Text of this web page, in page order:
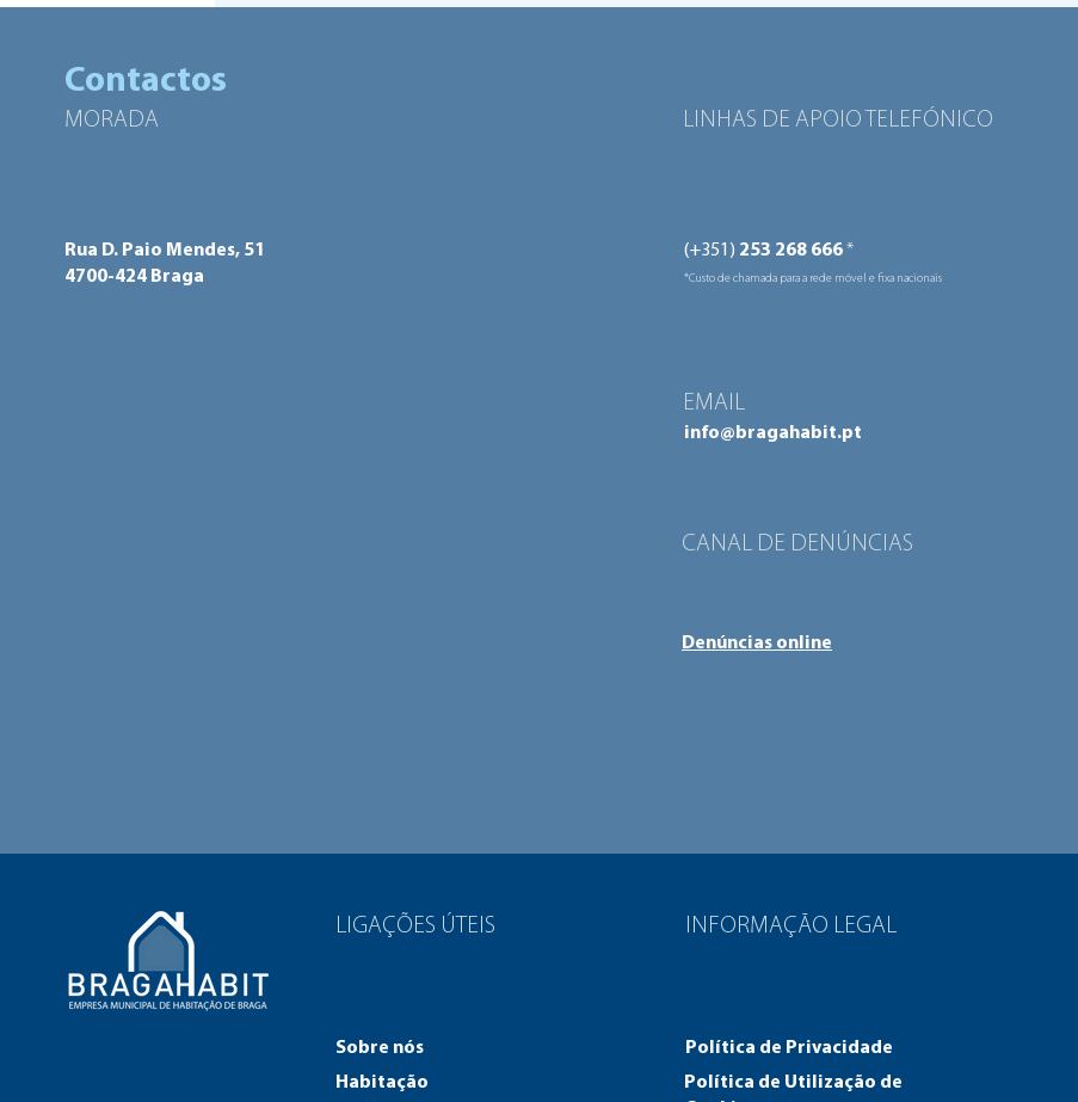
Contactos
MORADA
Rua D. Paio Mendes, 51
4700-424 Braga
LINHAS DE APOIO TELEFÓNICO
(+351) 253 268 666*
*Custo de chamada para a rede móvel e fixa nacionais
EMAIL
info@bragahabit.pt
CANAL DE DENÚNCIAS
Denúncias online
LIGAÇÕES ÚTEIS INFORMAÇÃO LEGAL
Sobre nós
Habitação
Política de Privacidade
Política de Utilização de